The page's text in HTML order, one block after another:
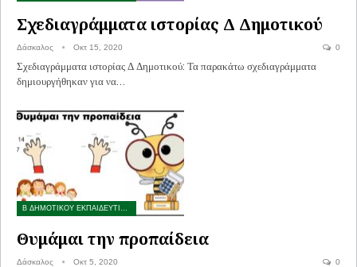
Σχεδιαγράμματα ιστορίας Δ Δημοτικού
Δάσκαλος Οκτ 15, 2020 0
Σχεδιαγράμματα ιστορίας Δ Δημοτικού: Τα παρακάτω σχεδιαγράμματα
δημιουργήθηκαν για να…
Θυμάμαι την προπαίδεια
Δάσκαλος Οκτ 5, 2020 0